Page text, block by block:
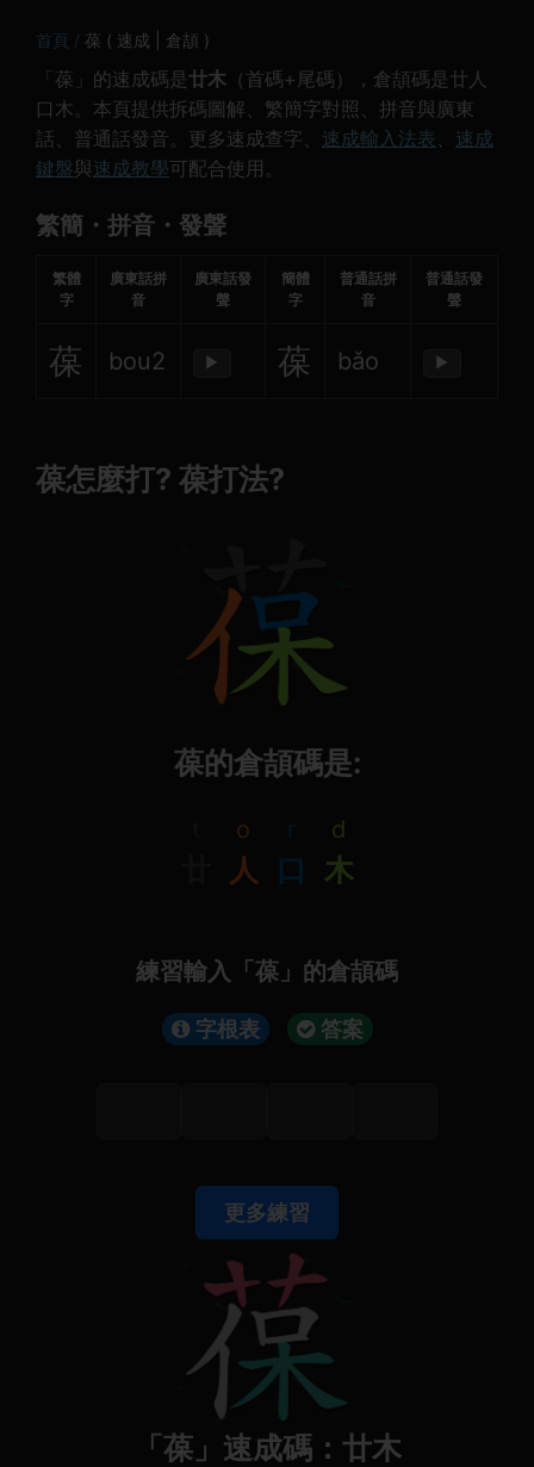
首頁 葆 ( 速成 | 倉頡 )
「葆」的速成碼是 廿木 （首碼+尾碼），倉頡碼是廿人
口木。本頁提供拆碼圖解、繁簡字對照、拼音與廣東
話、普通話發音。更多速成查字、 速成輸入法表、 速成
鍵盤與速成教學可配合使用。
繁簡・拼音・發聲
繁體
字
廣東話拼
音
廣東話發
聲
簡體
字
普通話拼
音
普通話發
聲
葆 bou2 ▶ 葆 bǎo ▶
葆怎麼打? 葆打法?
葆的倉頡碼是:
o
人
r
口
d
木
練習輸入「葆」的倉頡碼
字根表 答案
更多練習
「葆」速成碼：廿木